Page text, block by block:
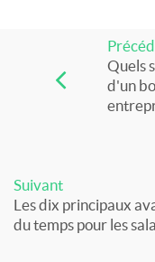
Quels
d'un
Suivant
Les dix principaux
du temps pour les